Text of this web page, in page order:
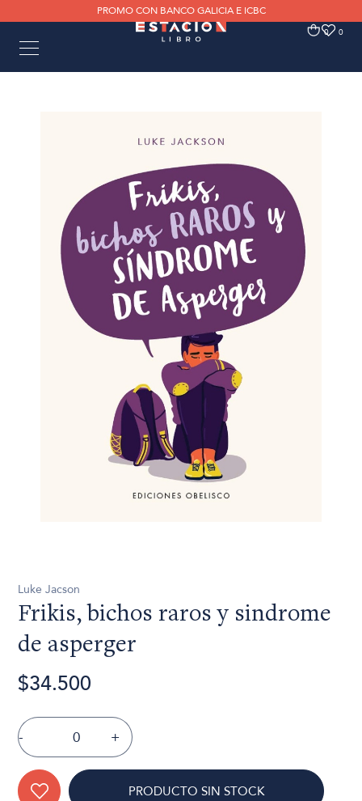
PROMO CON BANCO GALICIA E ICBC
0 0
Luke Jacson
Frikis, bichos raros y sindrome
de asperger
$34.500
- +
PRODUCTO SIN STOCK